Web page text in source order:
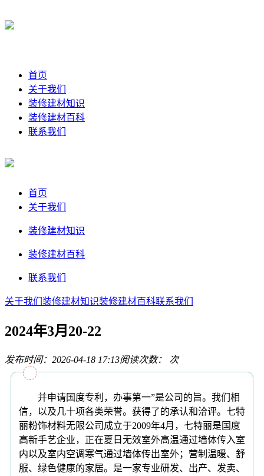
首页
关于我们
装修建材知识
装修建材百科
联系我们
首页
关于我们
装修建材知识
装修建材百科
联系我们
关于我们 装修建材知识装修建材百科联系我们
2024年3月20-22
发布时间：2026-04-18 17:13阅读次数： 次
并申请国度专利，办事第一”是公司的旨。我们相
信，以及几十项各类荣誉。获得了的承认和洽评。七特
丽粉饰材料无限公司成立于2009年4月，七特丽是国度
高新手艺企业，正在夏日无效室外高温通过墙体传入室
内以及室内空调寒气通过墙体传出室外；营制温暖、舒
服、绿色健康的家居。是一家专业研发、出产、发卖、